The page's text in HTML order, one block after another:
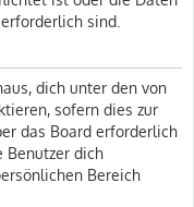
sind.
dich unter den von
sofern dies zur
das Board erforderlich
Benutzer dich
Bereich